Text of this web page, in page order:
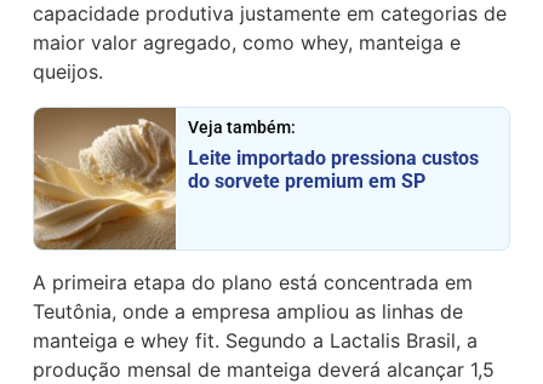
capacidade produtiva justamente em categorias de
maior valor agregado, como whey, manteiga e
queijos.
Veja também:
Leite importado pressiona custos
do sorvete premium em SP
A primeira etapa do plano está concentrada em
Teutônia, onde a empresa ampliou as linhas de
manteiga e whey fit. Segundo a Lactalis Brasil, a
produção mensal de manteiga deverá alcançar 1,5